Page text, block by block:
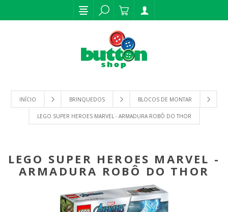
INÍCIO BRINQUEDOS BLOCOS DE MONTAR
LEGO SUPER HEROES MARVEL - ARMADURA ROBÔ DO THOR
LEGO SUPER HEROES MARVEL -
ARMADURA ROBÔ DO THOR